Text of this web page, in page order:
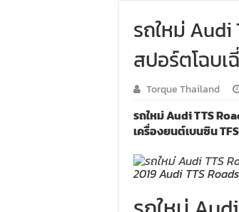
รถใหม่
สปอร์ตโฉบเ
Torque Thailand
รถใหม่ Audi TTS
เครื่องยนต์เบนซิน
2019 Audi TTS